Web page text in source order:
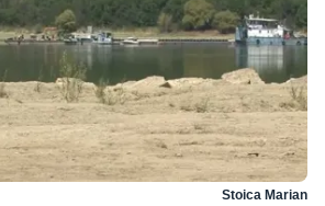
Stoica Marian